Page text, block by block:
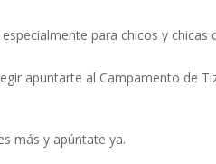
para chicos y chicas
apuntarte al Campamento de
más y apúntate ya.